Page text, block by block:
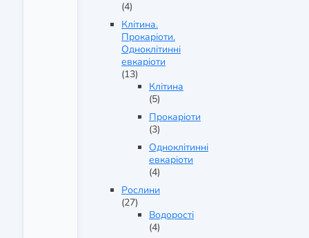
(4)
Клітина.
Прокаріоти.
Одноклітинні
евкаріоти
(13)
Клітина
(5)
Прокаріоти
(3)
Одноклітинні
евкаріоти
(4)
Рослини
(27)
Водорості
(4)